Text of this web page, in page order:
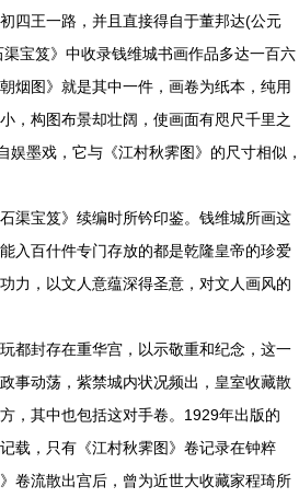
四王一路，并且直接得自于董邦达(公元
宝笈》中收录钱维城书画作品多达一百六
烟图》就是其中一件，画卷为纸本，纯用
，构图布景却壮阔，使画面有咫尺千里之
娱墨戏，它与《江村秋霁图》的尺寸相似，
宝笈》续编时所钤印鉴。钱维城所画这
入百什件专门存放的都是乾隆皇帝的珍爱
力，以文人意蕴深得圣意，对文人画风的
封存在重华宫，以示敬重和纪念，这一
事动荡，紫禁城内状况频出，皇室收藏散
，其中也包括这对手卷。1929年出版的
载，只有《江村秋霁图》卷记录在钟粹
卷流散出宫后，曾为近世大收藏家程琦所